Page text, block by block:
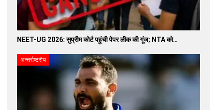
NEET-UG 2026: सुप्रीम कोर्ट पहुंची पेपर लीक की गूंज; NTA को…
अन्तर्राष्ट्रीय